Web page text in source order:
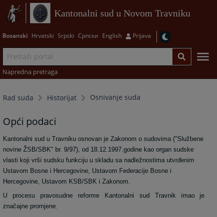
Kantonalni sud u Novom Travniku
Bosanski Hrvatski Srpski Српски English Prijava
Napredna pretraga
Rad suda Historijat Osnivanje suda
Opći podaci
Kantonalni sud u Travniku osnovan je Zakonom o sudovima ("Službene
novine ŽSB/SBK" br. 9/97), od 18.12.1997.godine kao organ sudske
vlasti koji vrši sudsku funkciju u skladu sa nadležnostima utvrđenim
Ustavom Bosne i Hercegovine, Ustavom Federacije Bosne i
Hercegovine, Ustavom KSB/SBK i Zakonom.
U procesu pravosudne reforme Kantonalni sud Travnik imao je
značajne promjene.